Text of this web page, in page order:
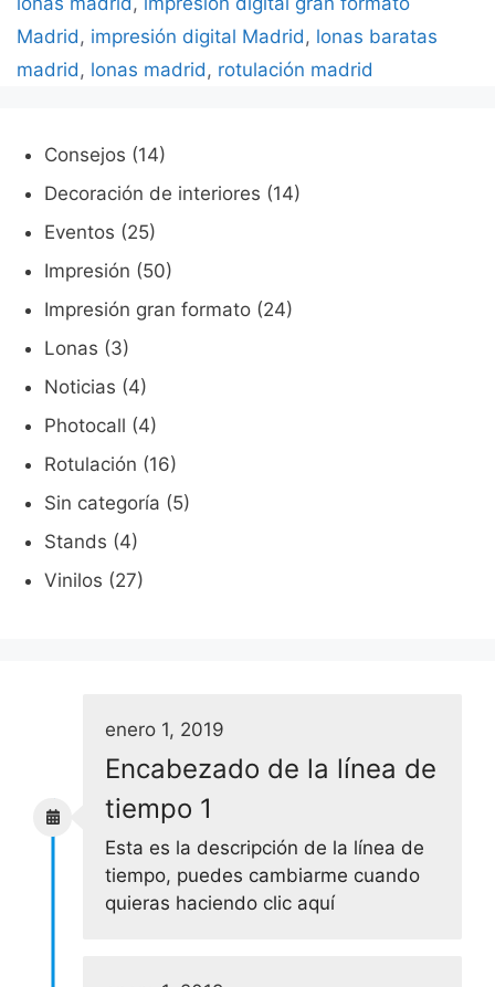
Madrid, impresión digital Madrid, lonas baratas
madrid, lonas madrid, rotulación madrid
Consejos (14)
Decoración de interiores (14)
Eventos (25)
Impresión (50)
Impresión gran formato (24)
Lonas (3)
Noticias (4)
Photocall (4)
Rotulación (16)
Sin categoría (5)
Stands (4)
Vinilos (27)
enero 1, 2019
Encabezado de la línea de
tiempo 1
Esta es la descripción de la línea de
tiempo, puedes cambiarme cuando
quieras haciendo clic aquí